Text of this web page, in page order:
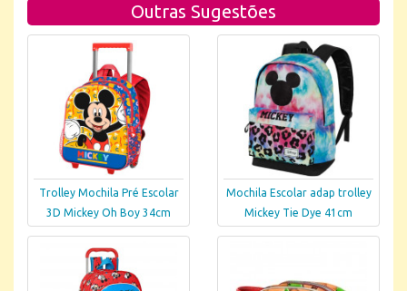
Outras Sugestões
Trolley Mochila Pré Escolar
3D Mickey Oh Boy 34cm
Mochila Escolar adap trolley
Mickey Tie Dye 41cm